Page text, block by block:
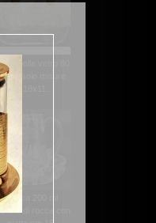
ampolle vetro 80
vassoio misure
brocca 200 ml
di rocca con